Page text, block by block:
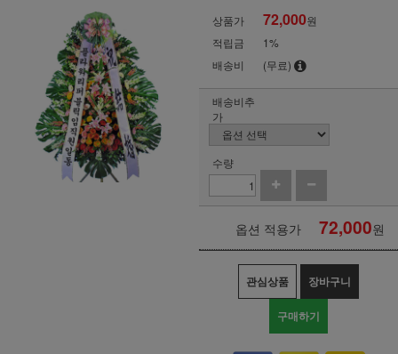
상품가 72,000원
적립금
1%
배송비
(무료)
배송비추
가
수량
옵션 적용가 72,000원
관심상품 장바구니
구매하기